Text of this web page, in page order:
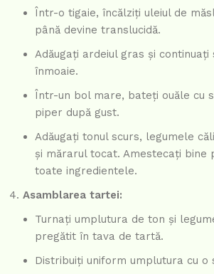
Într-o tigaie, încălziți uleiul de
până devine translucidă.
Adăugați ardeiul gras și continuați
înmoaie.
Într-un bol mare, bateți ouăle cu
piper după gust.
Adăugați tonul scurs, legumele
și mărarul tocat. Amestecați bine
toate ingredientele.
Asamblarea tartei:
Turnați umplutura de ton și
pregătit în tava de tartă.
Distribuiți uniform umplutura cu o